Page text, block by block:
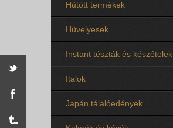
Hűtött termékek
Hüvelyesek
Instant tészták és készételek
Italok
Japán tálalóedények